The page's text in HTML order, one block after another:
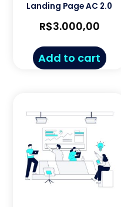
Landing Page AC 2.0
R$3.000,00
Add to cart